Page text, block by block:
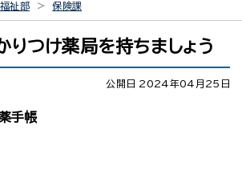
祉部 保険課
りつけ薬局を持ちましょう
公開日 2024年04月25日
手帳